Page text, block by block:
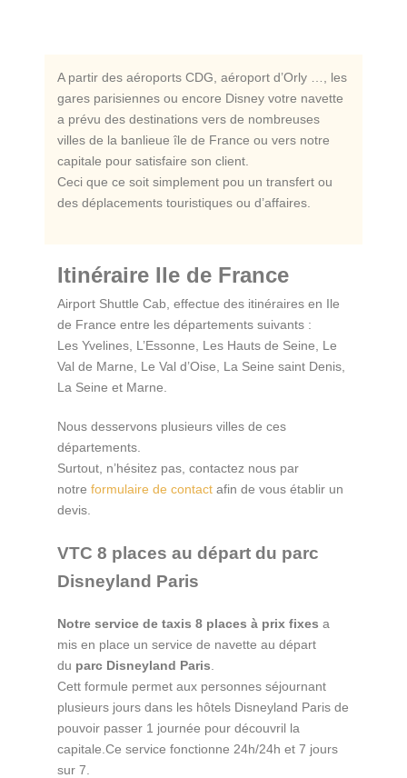
A partir des aéroports CDG, aéroport d’Orly …, les
gares parisiennes ou encore Disney votre navette
a prévu des destinations vers de nombreuses
villes de la banlieue île de France ou vers notre
capitale pour satisfaire son client.
Ceci que ce soit simplement pou un transfert ou
des déplacements touristiques ou d’affaires.
Itinéraire Ile de France
Airport Shuttle Cab, effectue des itinéraires en Ile
de France entre les départements suivants :
Les Yvelines, L’Essonne, Les Hauts de Seine, Le
Val de Marne, Le Val d’Oise, La Seine saint Denis,
La Seine et Marne.
Nous desservons plusieurs villes de ces
départements.
Surtout, n’hésitez pas, contactez nous par
notre formulaire de contact afin de vous établir un
devis.
VTC 8 places au départ du parc
Disneyland Paris
Notre service de taxis 8 places à prix fixes a
mis en place un service de navette au départ
du parc Disneyland Paris
Cett formule permet aux personnes séjournant
plusieurs jours dans les hôtels Disneyland Paris de
pouvoir passer 1 journée pour découvril la
capitale.Ce service fonctionne 24h/24h et 7 jours
sur 7.